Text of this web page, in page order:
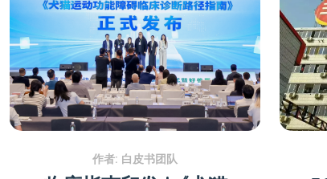
作者: 白皮书团队